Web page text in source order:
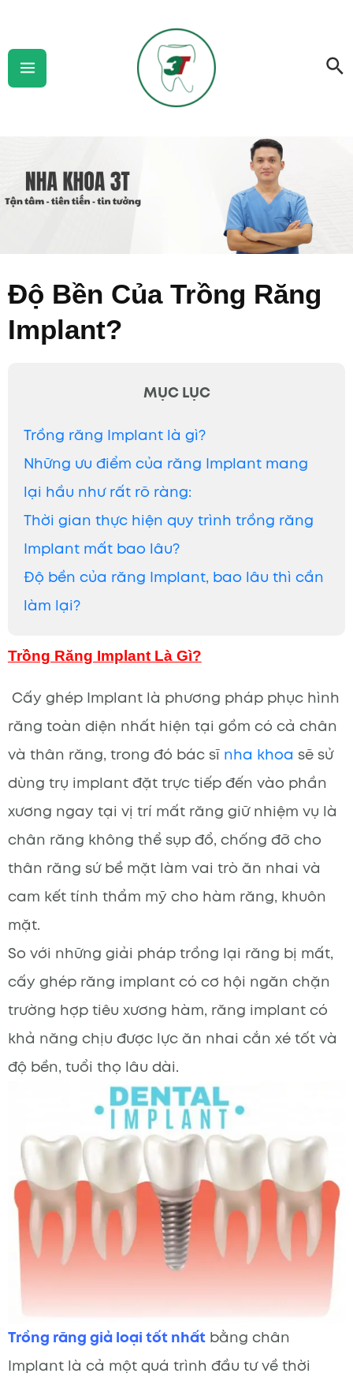
content
Menu
Độ Bền Của Trồng Răng
Implant?
MỤC LỤC
Trồng răng Implant là gì?
Những ưu điểm của răng Implant mang
lại hầu như rất rõ ràng:
Thời gian thực hiện quy trình trồng răng
Implant mất bao lâu?
Độ bền của răng Implant, bao lâu thì cần
làm lại?
Trồng Răng Implant Là Gì?
Cấy ghép Implant là phương pháp phục hình
răng toàn diện nhất hiện tại gồm có cả chân
và thân răng, trong đó bác sĩ nha khoa sẽ sử
dùng trụ implant đặt trực tiếp đến vào phần
xương ngay tại vị trí mất răng giữ nhiệm vụ là
chân răng không thể sụp đổ, chống đỡ cho
thân răng sứ bề mặt làm vai trò ăn nhai và
cam kết tính thẩm mỹ cho hàm răng, khuôn
mặt.
So với những giải pháp trồng lại răng bị mất,
cấy ghép răng implant có cơ hội ngăn chặn
trường hợp tiêu xương hàm, răng implant có
khả năng chịu được lực ăn nhai cắn xé tốt và
độ bền, tuổi thọ lâu dài.
Trồng răng giả loại tốt nhấtbằng chân
Implant là cả một quá trình đầu tư về thời